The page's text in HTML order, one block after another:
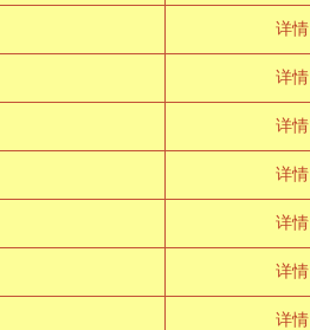
详情
详情
详情
详情
详情
详情
详情